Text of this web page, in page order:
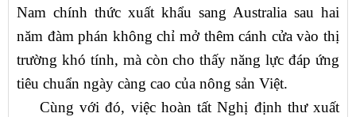
Nam chính thức xuất khẩu sang Australia sau hai
năm đàm phán không chỉ mở thêm cánh cửa vào thị
trường khó tính, mà còn cho thấy năng lực đáp ứng
tiêu chuẩn ngày càng cao của nông sản Việt.
Cùng với đó, việc hoàn tất Nghị định thư xuất